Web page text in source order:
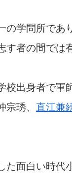
の学問所であ
者の間では
校出身者で軍
琇、 直江兼
た面白い時代